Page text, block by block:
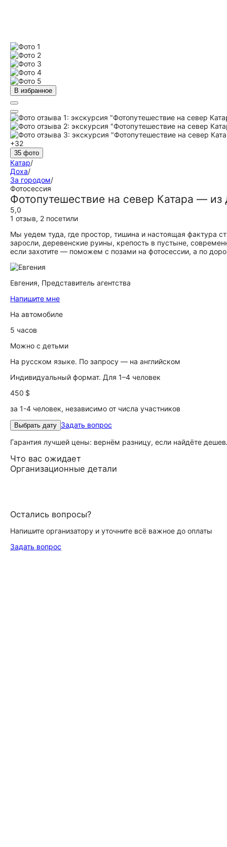
В избранное
+32
35 фото
Катар/
Доха/
За городом/
Фотосессия
Фотопутешествие на север Катара — из
5,0
1 отзыв, 2 посетили
Мы уедем туда, где простор, тишина и настоящая фактура
заросли, деревенские руины, крепость в пустыне,
если захотите — поможем с позами на фотосессии, а по
Евгения, Представитель агентства
Напишите мне
На автомобиле
5 часов
Можно с детьми
На русском языке. По запросу — на английском
Индивидуальный формат. Для 1–4 человек
450 $
за 1-4 человек, независимо от числа участников
Выбрать дату Задать вопрос
Гарантия лучшей цены: вернём разницу, если найдёте
Что вас ожидает
Организационные детали
Остались вопросы?
Напишите организатору и уточните всё важное до оплаты
Задать вопрос